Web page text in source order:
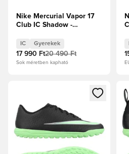
Nike Mercurial Vapor 17
Club IC Shadow -
Gyerek
IC Gyerekek
17 990 Ft20 490 Ft
Sok méretben kapható
Megnyit egy modált a